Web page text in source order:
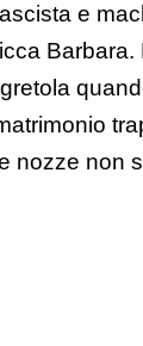
e
Barbara.
nozze non